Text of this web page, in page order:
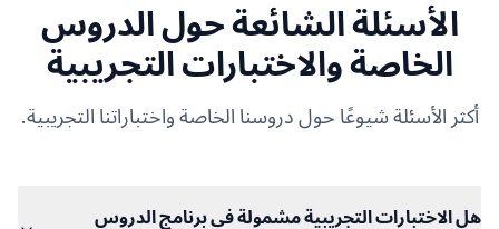
الأسئلة الشائعة حول الدروس
الخاصة والاختبارات التجريبية
أكثر الأسئلة شيوعًا حول دروسنا الخاصة واختباراتنا التجريبية.
هل الاختبارات التجريبية مشمولة في برنامج الدروس